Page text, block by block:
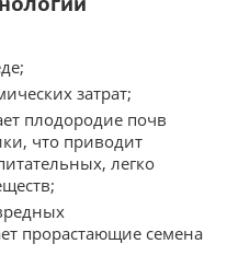
затрат;
плодородие почв
что приводит
легко
прорастающие семена